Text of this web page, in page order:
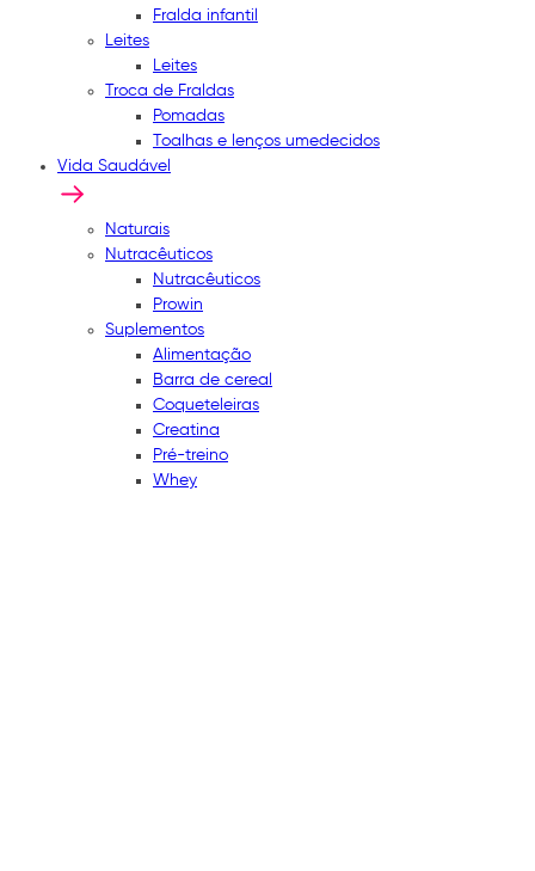
Fralda infantil
Leites
Leites
Troca de Fraldas
Pomadas
Toalhas e lenços umedecidos
Vida Saudável
Naturais
Nutracêuticos
Nutracêuticos
Prowin
Suplementos
Alimentação
Barra de cereal
Coqueteleiras
Creatina
Pré-treino
Whey